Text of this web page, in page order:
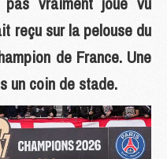
reçu sur la pelouse du
de France. Une
un coin de stade.